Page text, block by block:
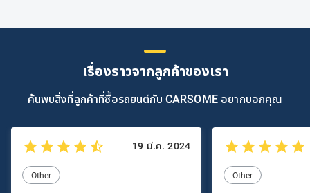
เรื่องราวจากลูกค้าของเรา
ค้นพบสิ่งที่ลูกค้าที่ซื้อรถยนต์กับ CARSOME อยากบอกคุณ
19 มี.ค. 2024
Other Other